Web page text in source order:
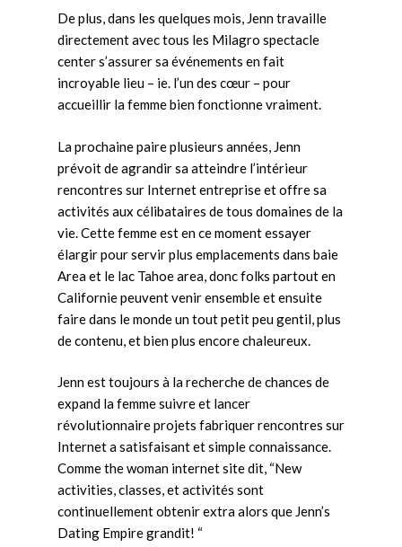
De plus, dans les quelques mois, Jenn travaille
directement avec tous les Milagro spectacle
center s’assurer sa événements en fait
incroyable lieu – ie. l’un des cœur – pour
accueillir la femme bien fonctionne vraiment.
La prochaine paire plusieurs années, Jenn
prévoit de agrandir sa atteindre l’intérieur
rencontres sur Internet entreprise et offre sa
activités aux célibataires de tous domaines de la
vie. Cette femme est en ce moment essayer
élargir pour servir plus emplacements dans baie
Area et le lac Tahoe area, donc folks partout en
Californie peuvent venir ensemble et ensuite
faire dans le monde un tout petit peu gentil, plus
de contenu, et bien plus encore chaleureux.
Jenn est toujours à la recherche de chances de
expand la femme suivre et lancer
révolutionnaire projets fabriquer rencontres sur
Internet a satisfaisant et simple connaissance.
Comme the woman internet site dit, “New
activities, classes, et activités sont
continuellement obtenir extra alors que Jenn’s
Dating Empire grandit! “